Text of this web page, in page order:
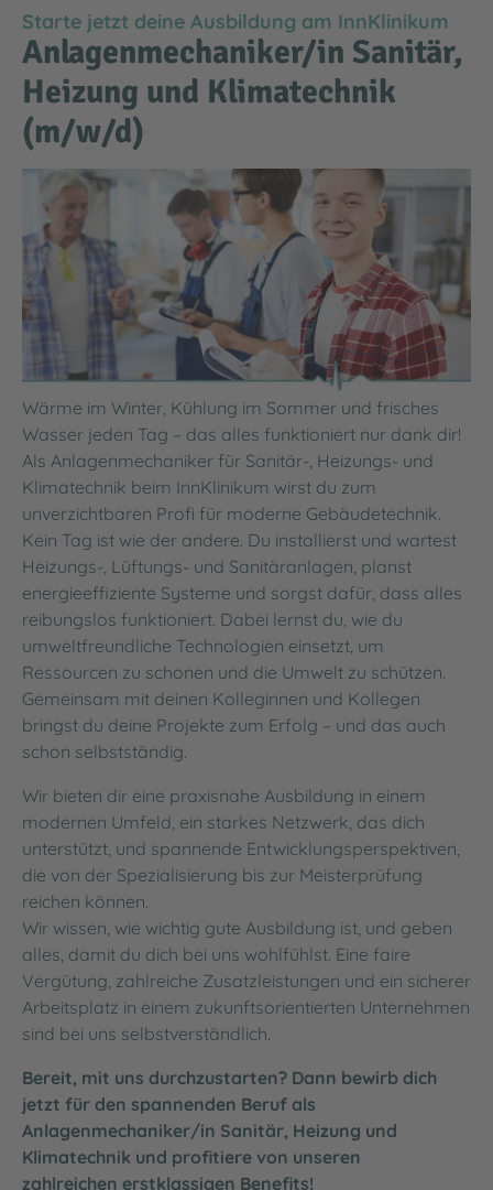
Starte jetzt deine Ausbildung am InnKlinikum
Anlagenmechaniker/in Sanitär,
Heizung und Klimatechnik
(m/w/d)
Wärme im Winter, Kühlung im Sommer und frisches
Wasser jeden Tag – das alles funktioniert nur dank dir!
Als Anlagenmechaniker für Sanitär-, Heizungs- und
Klimatechnik beim InnKlinikum wirst du zum
unverzichtbaren Profi für moderne Gebäudetechnik.
Kein Tag ist wie der andere. Du installierst und wartest
Heizungs-, Lüftungs- und Sanitäranlagen, planst
energieeffiziente Systeme und sorgst dafür, dass alles
reibungslos funktioniert. Dabei lernst du, wie du
umweltfreundliche Technologien einsetzt, um
Ressourcen zu schonen und die Umwelt zu schützen.
Gemeinsam mit deinen Kolleginnen und Kollegen
bringst du deine Projekte zum Erfolg – und das auch
schon selbstständig.
Wir bieten dir eine praxisnahe Ausbildung in einem
modernen Umfeld, ein starkes Netzwerk, das dich
unterstützt, und spannende Entwicklungsperspektiven,
die von der Spezialisierung bis zur Meisterprüfung
reichen können.
Wir wissen, wie wichtig gute Ausbildung ist, und geben
alles, damit du dich bei uns wohlfühlst. Eine faire
Vergütung, zahlreiche Zusatzleistungen und ein sicherer
Arbeitsplatz in einem zukunftsorientierten Unternehmen
sind bei uns selbstverständlich.
Bereit, mit uns durchzustarten? Dann bewirb dich
jetzt für den spannenden Beruf als
Anlagenmechaniker/in Sanitär, Heizung und
Klimatechnik und profitiere von unseren
zahlreichen erstklassigen Benefits!